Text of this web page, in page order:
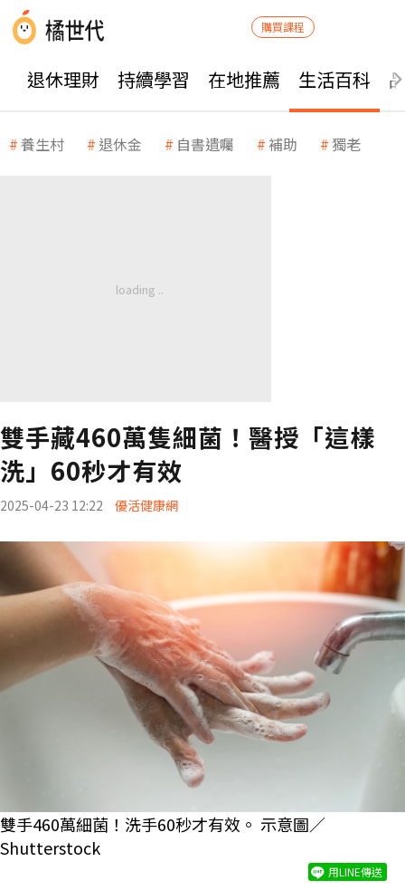
購買課程
退休理財 持續學習 在地推薦 生活百科
養生村 退休金 自書遺囑 補助 獨老
雙手藏460萬隻細菌！醫授「這樣
洗」60秒才有效
2025-04-23 12:22 優活健康網
雙手460萬細菌！洗手60秒才有效。 示意圖／
Shutterstock
用LINE傳送